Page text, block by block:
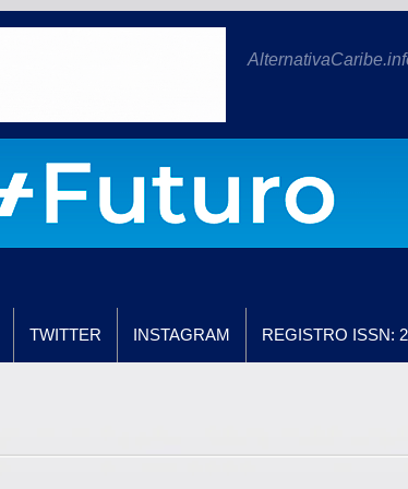
TWITTER INSTAGRAM REGISTRO ISSN: